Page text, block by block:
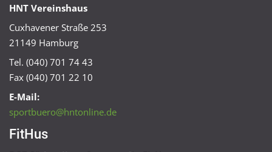
HNT Vereinshaus
Cuxhavener Straße 253
21149 Hamburg
Tel. (040) 701 74 43
Fax (040) 701 22 10
E-Mail:
sportbuero@hntonline.de
FitHus